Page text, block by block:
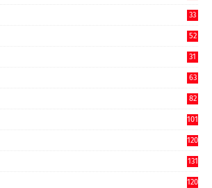
33
52
31
63
82
101
120
131
120